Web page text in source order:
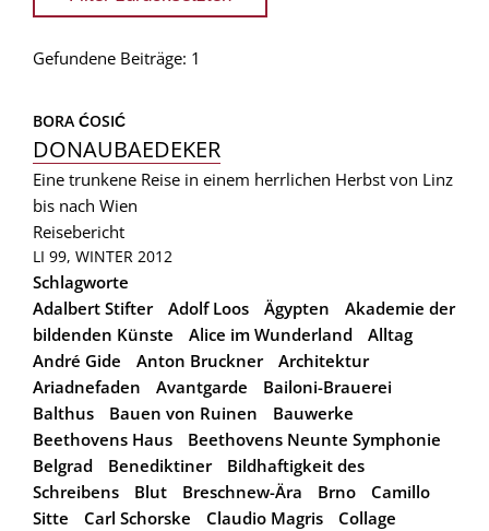
Gefundene Beiträge: 1
BORA ĆOSIĆ
DONAUBAEDEKER
Eine trunkene Reise in einem herrlichen Herbst von Linz
bis nach Wien
Reisebericht
LI 99, WINTER 2012
Schlagworte
Adalbert Stifter
Adolf Loos Ägypten
Akademie der
bildenden Künste
Alice im Wunderland
Alltag
André Gide
Anton Bruckner
Architektur
Ariadnefaden
Avantgarde
Bailoni-Brauerei
Balthus
Bauen von Ruinen
Bauwerke
Beethovens Haus
Beethovens Neunte Symphonie
Belgrad
Benediktiner
Bildhaftigkeit des
Schreibens
Blut Breschnew-Ära Brno
Camillo
Sitte
Carl Schorske Claudio Magris
Collage